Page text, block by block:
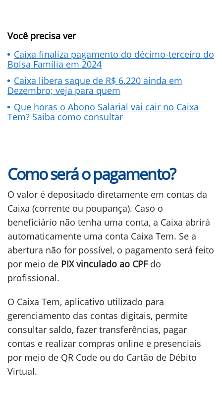
Você precisa ver
Caixa finaliza pagamento do décimo-terceiro do
Bolsa Família em 2024
Caixa libera saque de R$ 6.220 ainda em
Dezembro; veja para quem
Que horas o Abono Salarial vai cair no Caixa
Tem? Saiba como consultar
Como será o pagamento?
O valor é depositado diretamente em contas da
Caixa (corrente ou poupança). Caso o
beneficiário não tenha uma conta, a Caixa abrirá
automaticamente uma conta Caixa Tem. Se a
abertura não for possível, o pagamento será feito
por meio de PIX vinculado ao CPFdo
profissional.
O Caixa Tem, aplicativo utilizado para
gerenciamento das contas digitais, permite
consultar saldo, fazer transferências, pagar
contas e realizar compras online e presenciais
por meio de QR Code ou do Cartão de Débito
Virtual.